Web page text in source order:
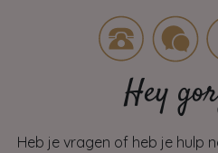
Hey
Heb je vragen of heb je hulp